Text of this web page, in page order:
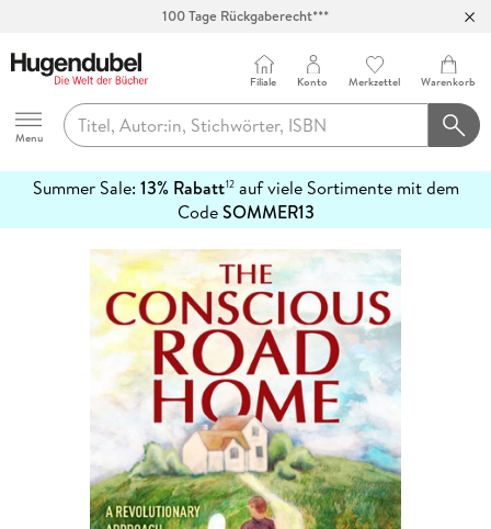
100 Tage Rückgaberecht***
Hugendubel
Menu
Filiale Konto Merkzettel Warenkorb
Summer Sale: 13% Rabatt12auf viele Sortimente mit dem
CodeSOMMER13
erfahren